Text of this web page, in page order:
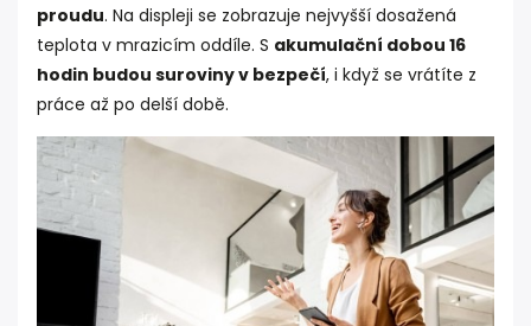
proudu. Na displeji se zobrazuje nejvyšší dosažená
teplota v mrazicím oddíle. S akumulační dobou 16
hodin budou suroviny v bezpečí, i když se vrátíte z
práce až po delší době.